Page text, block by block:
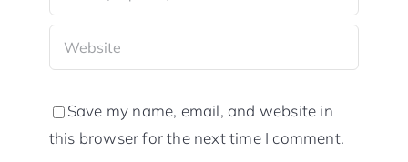
Save my name, email, and website in
this browser for the next time I comment.